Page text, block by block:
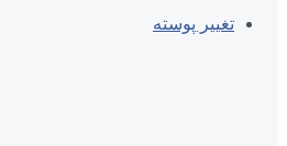
تغییر پوسته